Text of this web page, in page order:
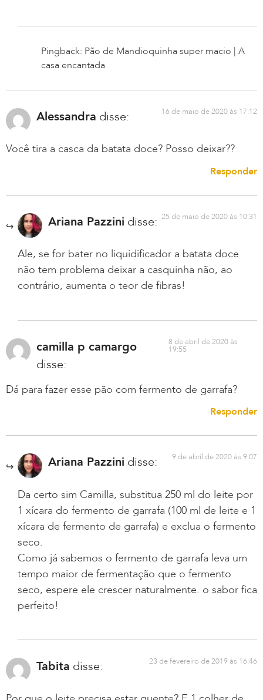
Pingback: Pão de Mandioquinha super macio | A
casa encantada
Alessandra disse: 16 de maio de 2020 às 17:12
Você tira a casca da batata doce? Posso deixar??
Responder
Ariana Pazzini disse: 25 de maio de 2020 às 10:31
Ale, se for bater no liquidificador a batata doce
não tem problema deixar a casquinha não, ao
contrário, aumenta o teor de fibras!
camilla p camargo
disse:
8 de abril de 2020 às
19:55
Dá para fazer esse pão com fermento de garrafa?
Responder
Ariana Pazzini disse: 9 de abril de 2020 às 9:07
Da certo sim Camilla, substitua 250 ml do leite por
1 xícara do fermento de garrafa (100 ml de leite e 1
xícara de fermento de garrafa) e exclua o fermento
seco.
Como já sabemos o fermento de garrafa leva um
tempo maior de fermentação que o fermento
seco, espere ele crescer naturalmente. o sabor fica
perfeito!
Tabita disse: 23 de fevereiro de 2019 às 16:46